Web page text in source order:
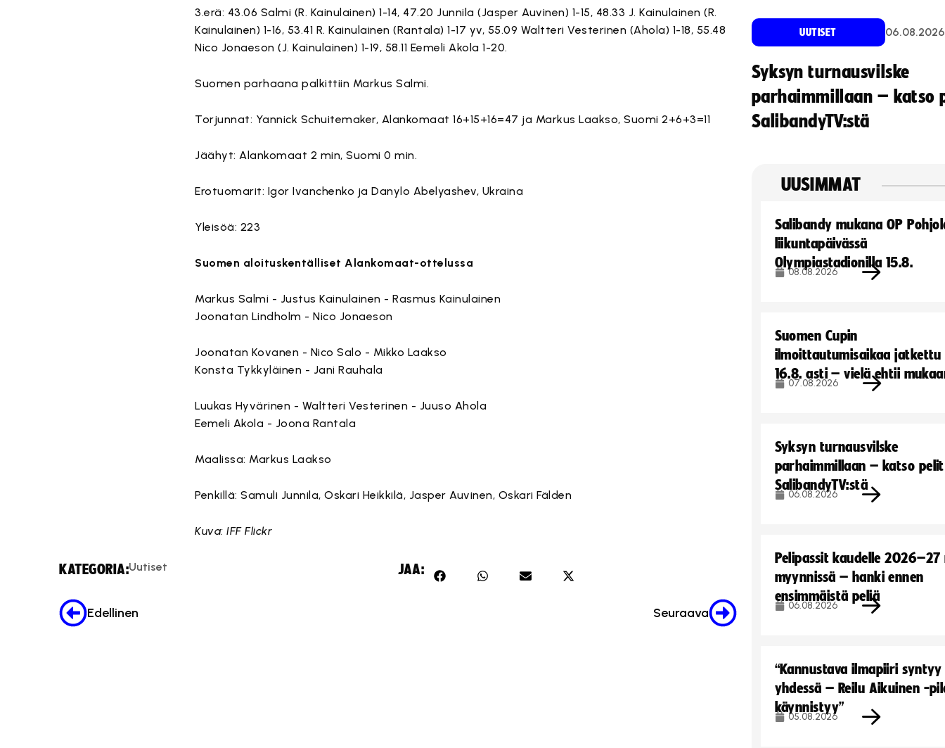
3.erä: 43.06 Salmi (R. Kainulainen) 1-14, 47.20 Junnila (Jasper Auvinen) 1-15, 48.33 J. Kainulainen (R.
Kainulainen) 1-16, 53.41 R. Kainulainen (Rantala) 1-17 yv, 55.09 Waltteri Vesterinen (Ahola) 1-18, 55.48
Nico Jonaeson (J. Kainulainen) 1-19, 58.11 Eemeli Akola 1-20.
Suomen parhaana palkittiin Markus Salmi.
Torjunnat: Yannick Schuitemaker, Alankomaat 16+15+16=47 ja Markus Laakso, Suomi 2+6+3=11
Jäähyt: Alankomaat 2 min, Suomi 0 min.
Erotuomarit: Igor Ivanchenko ja Danylo Abelyashev, Ukraina
Yleisöä: 223
Suomen aloituskentälliset Alankomaat-ottelussa
Markus Salmi - Justus Kainulainen - Rasmus Kainulainen
Joonatan Lindholm - Nico Jonaeson
Joonatan Kovanen - Nico Salo - Mikko Laakso
Konsta Tykkyläinen - Jani Rauhala
Luukas Hyvärinen - Waltteri Vesterinen - Juuso Ahola
Eemeli Akola - Joona Rantala
Maalissa: Markus Laakso
Penkillä: Samuli Junnila, Oskari Heikkilä, Jasper Auvinen, Oskari Fälden
Kuva: IFF Flickr
KATEGORIA:Uutiset JAA:
Edellinen Seuraava
UUTISET 06.08.2026
Syksyn turnausvilske
parhaimmillaan – katso
SalibandyTV:stä
UUSIMMAT
Salibandy mukana OP
liikuntapäivässä
Olympiastadionilla 15.8.
08.08.2026
Suomen Cupin
ilmoittautumisaikaa jatkettu
16.8. asti – vielä ehtii
07.08.2026
Syksyn turnausvilske
parhaimmillaan – katso pelit
SalibandyTV:stä
06.08.2026
Pelipassit kaudelle
myynnissä – hanki ennen
ensimmäistä peliä
06.08.2026
“Kannustava ilmapiiri syntyy
yhdessä – Reilu Aikuinen -
käynnistyy”
05.08.2026